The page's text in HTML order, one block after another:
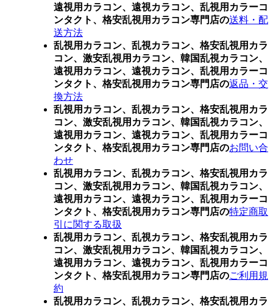
遠視用カラコン、遠視カラコン、乱視用カラーコ
ンタクト、格安乱視用カラコン専門店の送料・配
送方法
乱視用カラコン、乱視カラコン、格安乱視用カラ
コン、激安乱視用カラコン、韓国乱視カラコン、
遠視用カラコン、遠視カラコン、乱視用カラーコ
ンタクト、格安乱視用カラコン専門店の返品・交
換方法
乱視用カラコン、乱視カラコン、格安乱視用カラ
コン、激安乱視用カラコン、韓国乱視カラコン、
遠視用カラコン、遠視カラコン、乱視用カラーコ
ンタクト、格安乱視用カラコン専門店のお問い合
わせ
乱視用カラコン、乱視カラコン、格安乱視用カラ
コン、激安乱視用カラコン、韓国乱視カラコン、
遠視用カラコン、遠視カラコン、乱視用カラーコ
ンタクト、格安乱視用カラコン専門店の特定商取
引に関する取扱
乱視用カラコン、乱視カラコン、格安乱視用カラ
コン、激安乱視用カラコン、韓国乱視カラコン、
遠視用カラコン、遠視カラコン、乱視用カラーコ
ンタクト、格安乱視用カラコン専門店のご利用規
約
乱視用カラコン、乱視カラコン、格安乱視用カラ